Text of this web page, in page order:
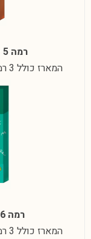
רמה 5
המארז כולל 3 רמות: 12 חלקים, 16 חלקים ו-20 חלקים.
רמה 6
המארז כולל 3 רמות: 16 חלקים, 20 חלקים ו-25 חלקים.